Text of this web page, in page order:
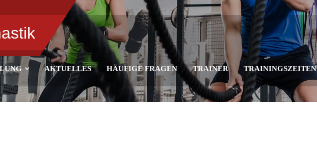
AKTUELLES HÄUFIGE FRAGEN TRAINER TRAININGSZEITEN